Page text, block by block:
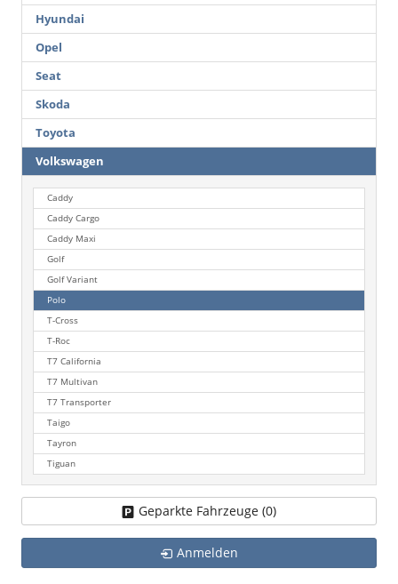
Hyundai
Opel
Seat
Skoda
Toyota
Volkswagen
Caddy
Caddy Cargo
Caddy Maxi
Golf
Golf Variant
Polo
T-Cross
T-Roc
T7 California
T7 Multivan
T7 Transporter
Taigo
Tayron
Tiguan
Geparkte Fahrzeuge (0)
Anmelden